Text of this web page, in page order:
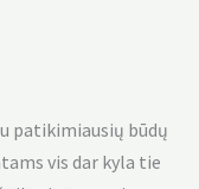
patikimiausių būdų
vis dar kyla tie